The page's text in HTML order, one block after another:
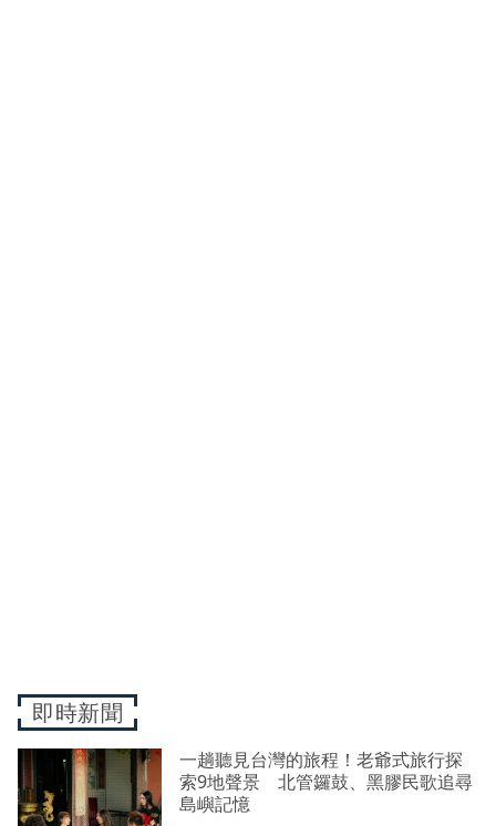
即時新聞
一趟聽見台灣的旅程！老爺式旅行探
索9地聲景 北管鑼鼓、黑膠民歌追尋
島嶼記憶